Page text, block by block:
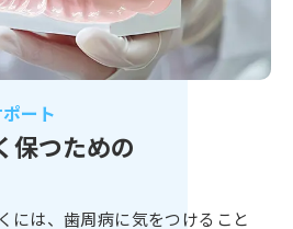
ート
保つための
には、歯周病に気をつけること